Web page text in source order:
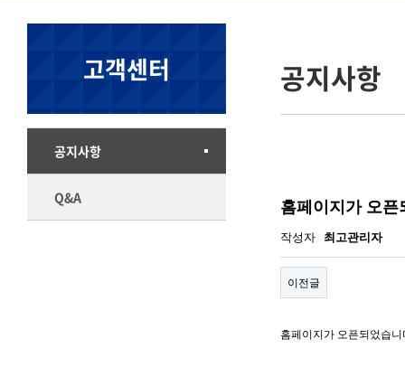
고객센터
공지사항
Q&A
공지사항
홈페이지가 오픈
작성자 최고관리자
이전글
홈페이지가 오픈되었습니